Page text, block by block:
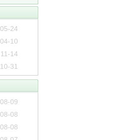
05-24
04-10
11-14
10-31
08-09
08-08
08-08